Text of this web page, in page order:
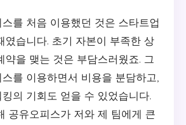
를 처음 이용했던 것은 스타트업
였습니다. 초기 자본이 부족한 상
약을 맺는 것은 부담스러웠죠. 그
를 이용하면서 비용을 분담하고,
의 기회도 얻을 수 있었습니다.
공유오피스가 저와 제 팀에게 큰